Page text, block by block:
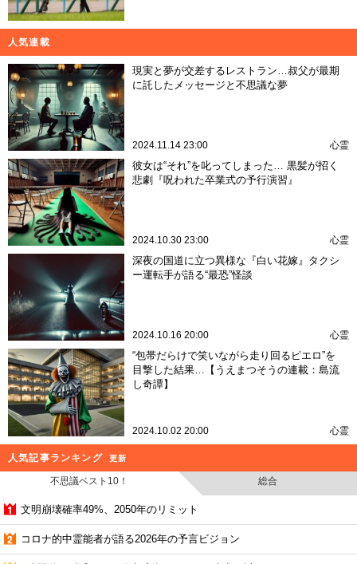
人気連載
現実と夢が交差するレストラン…叔父が最期
に託したメッセージと不思議な夢
2024.11.14 23:00 心霊
彼女は“それ”を叱ってしまった… 黒髪が招く
悲劇『呪われた卒業式の予行演習』
2024.10.30 23:00 心霊
深夜の国道に立つ異様な『白い花嫁』タクシ
ー運転手が語る“最恐”怪談
2024.10.16 20:00 心霊
“包帯だらけで笑いながら走り回るピエロ”を
目撃した結果…【うえまつそうの連載：島流
し奇譚】
2024.10.02 20:00 心霊
人気記事ランキング 更新
不思議ベスト10！ 総合
文明崩壊確率49%、2050年のリミット
コロナ的中霊能者が語る2026年の予言ビジョン